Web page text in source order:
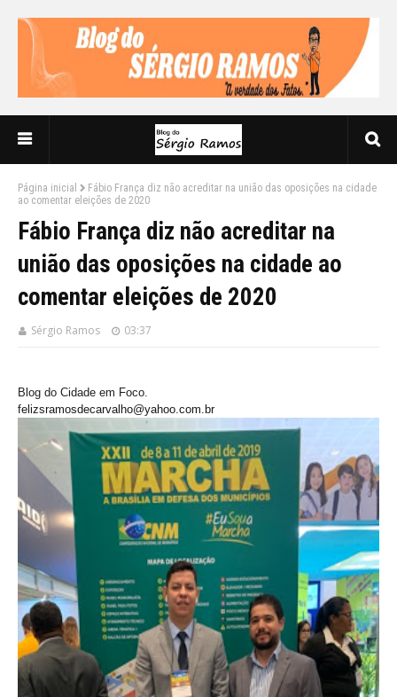
Página inicial
Fábio França diz não acreditar na união das oposições na cidade
ao comentar eleições de 2020
Fábio França diz não acreditar na
união das oposições na cidade ao
comentar eleições de 2020
Sérgio Ramos 03:37
Blog do Cidade em Foco.
felizsramosdecarvalho@yahoo.com.br